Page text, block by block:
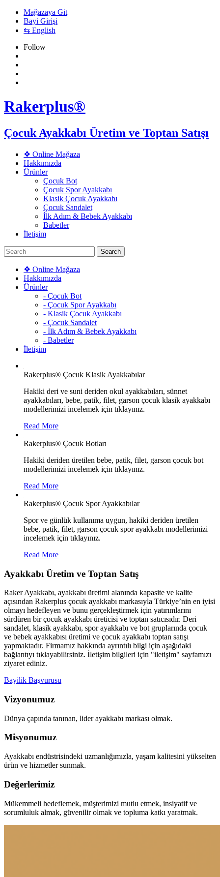
Mağazaya Git
Bayi Girişi
⇆ English
Follow
Rakerplus®
Çocuk Ayakkabı Üretim ve Toptan Satışı
❖ Online Mağaza
Hakkımızda
Ürünler
Çocuk Bot
Çocuk Spor Ayakkabı
Klasik Çocuk Ayakkabı
Çocuk Sandalet
İlk Adım & Bebek Ayakkabı
Babetler
İletişim
❖ Online Mağaza
Hakkımızda
Ürünler
- Çocuk Bot
- Çocuk Spor Ayakkabı
- Klasik Çocuk Ayakkabı
- Çocuk Sandalet
- İlk Adım & Bebek Ayakkabı
- Babetler
İletişim
Rakerplus® Çocuk Klasik Ayakkabılar
Hakiki deri ve suni deriden okul ayakkabıları, sünnet
ayakkabıları, bebe, patik, filet, garson çocuk klasik ayakkabı
modellerimizi incelemek için tıklayınız.
Read More
Rakerplus® Çocuk Botları
Hakiki deriden üretilen bebe, patik, filet, garson çocuk bot
modellerimizi incelemek için tıklayınız.
Read More
Rakerplus® Çocuk Spor Ayakkabılar
Spor ve günlük kullanıma uygun, hakiki deriden üretilen
bebe, patik, filet, garson çocuk spor ayakkabı modellerimizi
incelemek için tıklayınız.
Read More
Ayakkabı Üretim ve Toptan Satış
Raker Ayakkabı, ayakkabı üretimi alanında kapasite ve kalite
açısından Rakerplus çocuk ayakkabı markasıyla Türkiye’nin en iyisi
olmayı hedefleyen ve bunu gerçekleştirmek için yatırımlarını
sürdüren bir çocuk ayakkabı üreticisi ve toptan satıcısıdır. Deri
sandalet, klasik ayakkabı, spor ayakkabı ve bot gruplarında çocuk
ve bebek ayakkabısı üretimi ve çocuk ayakkabı toptan satışı
yapmaktadır. Firmamız hakkında ayrıntılı bilgi için aşağıdaki
bağlantıyı tıklayabilirsiniz. İletişim bilgileri için "iletişim" sayfamızı
ziyaret ediniz.
Bayilik Başvurusu
Vizyonumuz
Dünya çapında tanınan, lider ayakkabı markası olmak.
Misyonumuz
Ayakkabı endüstrisindeki uzmanlığımızla, yaşam kalitesini yükselten
ürün ve hizmetler sunmak.
Değerlerimiz
Mükemmeli hedeflemek, müşterimizi mutlu etmek, insiyatif ve
sorumluluk almak, güvenilir olmak ve topluma katkı yaratmak.